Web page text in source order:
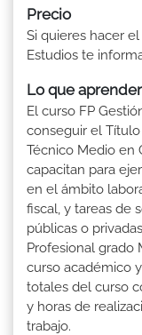
Precio
Si quieres hacer
Estudios te
Lo que
El curso FP
conseguir el
Técnico Medio en
capacitan para
en el ámbito
fiscal, y tareas de
públicas o
Profesional grado
curso académico
totales del curso
y horas de
trabajo.